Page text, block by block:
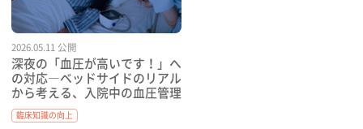
2026.05.11 公開
深夜の「血圧が高いです！」へ
の対応―ベッドサイドのリアル
から考える、入院中の血圧管理
臨床知識の向上